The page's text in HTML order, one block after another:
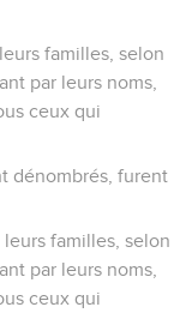
familles, selon
par leurs noms,
ceux qui
dénombrés, furent
familles, selon
par leurs noms,
ceux qui